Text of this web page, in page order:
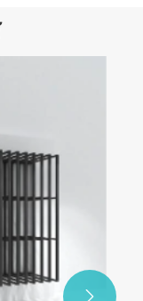
